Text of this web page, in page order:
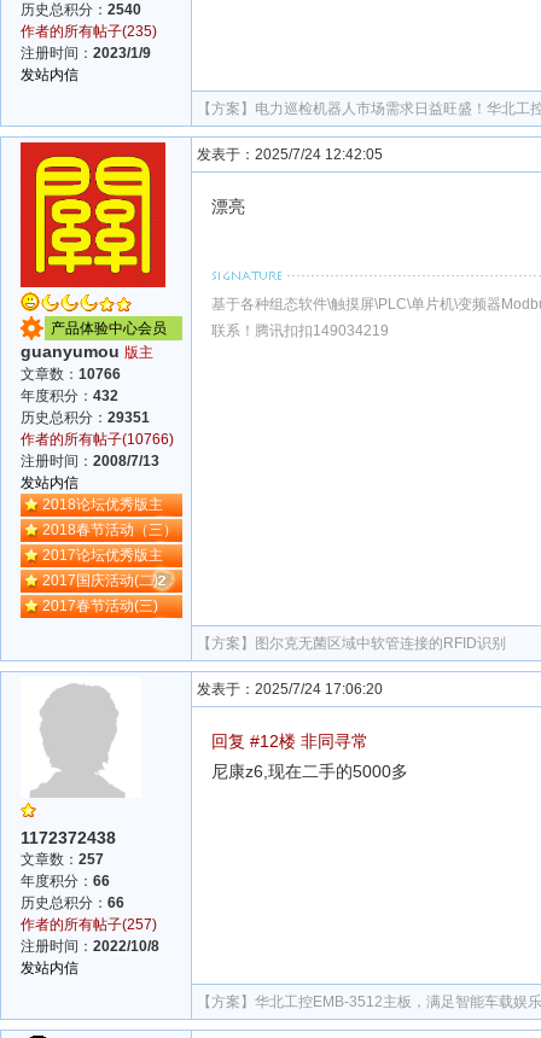
历史总积分： 2540
作者的所有帖子(235)
注册时间： 2023/1/9
发站内信
【方案】 电力巡检机器人市场需求日益旺盛！华北工
产品体验中心会员
guanyumou 版主
文章数： 10766
年度积分： 432
历史总积分： 29351
作者的所有帖子(10766)
注册时间： 2008/7/13
发站内信
2018论坛优秀版主
2018春节活动（三）
2017论坛优秀版主
2017国庆活动(二)
2017春节活动(三)
发表于：2025/7/24 12:42:05
漂亮
基于各种组态软件\触摸屏\PLC\单片机\变频器
联系！腾讯扣扣149034219
【方案】 图尔克无菌区域中软管连接的RFID识别
1172372438
文章数： 257
年度积分： 66
历史总积分： 66
作者的所有帖子(257)
注册时间： 2022/10/8
发站内信
发表于：2025/7/24 17:06:20
回复 #12楼 非同寻常
尼康z6,现在二手的5000多
【方案】 华北工控EMB-3512主板，满足智能车载娱